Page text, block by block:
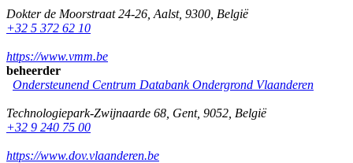
Dokter de Moorstraat 24-26 Aalst, 9300 België
+32 5 372 62 10
https://www.vmm.be
beheerder
Ondersteunend Centrum Databank Ondergrond Vlaanderen
Technologiepark-Zwijnaarde 68 Gent, 9052 België
+32 9 240 75 00
https://www.dov.vlaanderen.be